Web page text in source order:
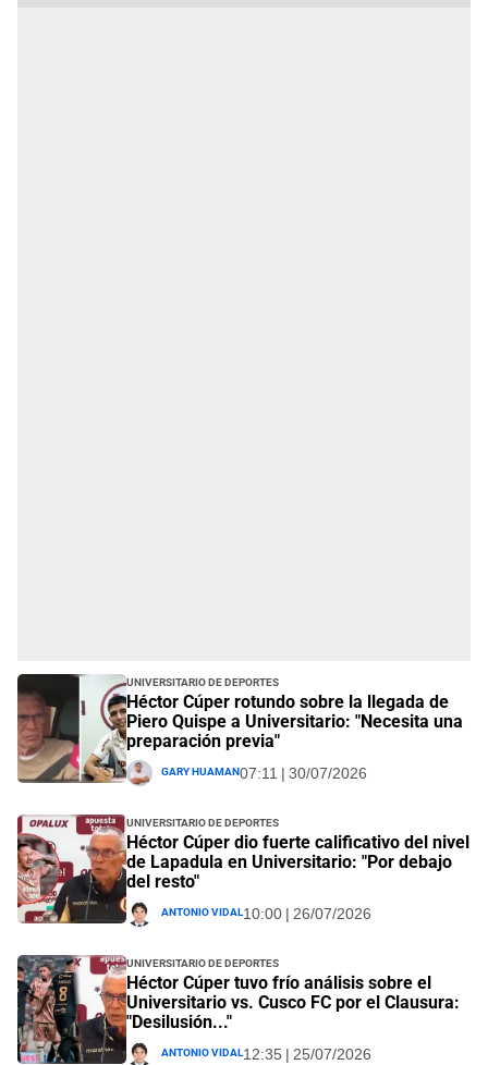
Universitario de Deportes
Héctor Cúper rotundo sobre la llegada de
Piero Quispe a Universitario: "Necesita una
preparación previa"
Gary Huaman07:11 | 30/07/2026
Universitario de Deportes
Héctor Cúper dio fuerte calificativo del nivel
de Lapadula en Universitario: "Por debajo
del resto"
Antonio Vidal10:00 | 26/07/2026
Universitario de Deportes
Héctor Cúper tuvo frío análisis sobre el
Universitario vs. Cusco FC por el Clausura:
"Desilusión..."
Antonio Vidal12:35 | 25/07/2026